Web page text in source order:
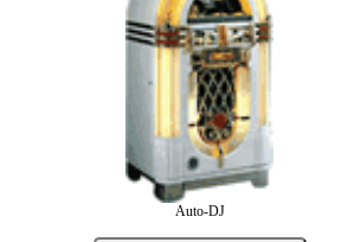
Auto-DJ